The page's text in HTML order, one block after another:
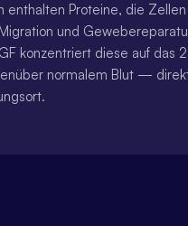
enthalten Proteine, die Zellen
und
konzentriert diese auf das
normalem Blut —